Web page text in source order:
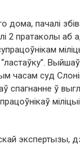
дома, пачалі
2 пратаколы аб
часам суд
спагнанне ў
экспертызы,